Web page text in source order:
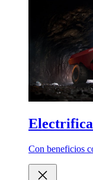
Con beneficios